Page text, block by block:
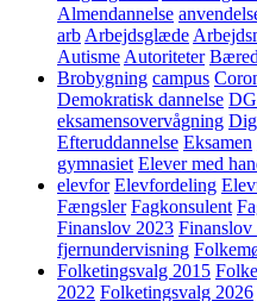
Almendannelse
arb Arbejdsglæde
Autisme Autoriteter
Brobygning campus
Demokratisk dannelse
eksamensovervågning
Efteruddannelse Eksamen
gymnasiet Elever med
elevfor Elevfordeling
Fængsler Fagkonsulent
Finanslov 2023 Finanslov
fjernundervisning
Folketingsvalg 2015
2022 Folketingsvalg 2026